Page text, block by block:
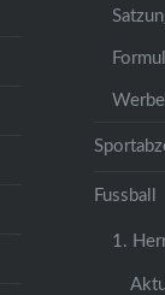
Fussball
1.